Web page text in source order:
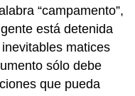
“campamento”,
está detenida
matices
sólo debe
que pueda